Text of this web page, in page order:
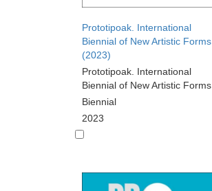
Prototipoak. International
Biennial of New Artistic Forms
(2023)
Prototipoak. International
Biennial of New Artistic Forms
Biennial
2023